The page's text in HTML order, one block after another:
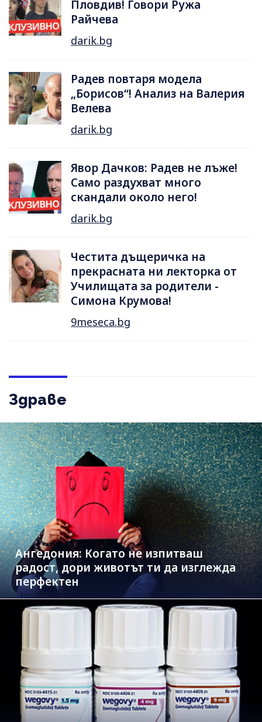
Пловдив! Говори Ружа
Райчева
darik.bg
Радев повтаря модела
„Борисов“! Анализ на Валерия
Велева
darik.bg
Явор Дачков: Радев не лъже!
Само раздухват много
скандали около него!
darik.bg
Честита дъщеричка на
прекрасната ни лекторка от
Училищата за родители -
Симона Крумова!
9meseca.bg
Здраве
Ангедония: Когато не изпитваш
радост, дори животът ти да изглежда
перфектен